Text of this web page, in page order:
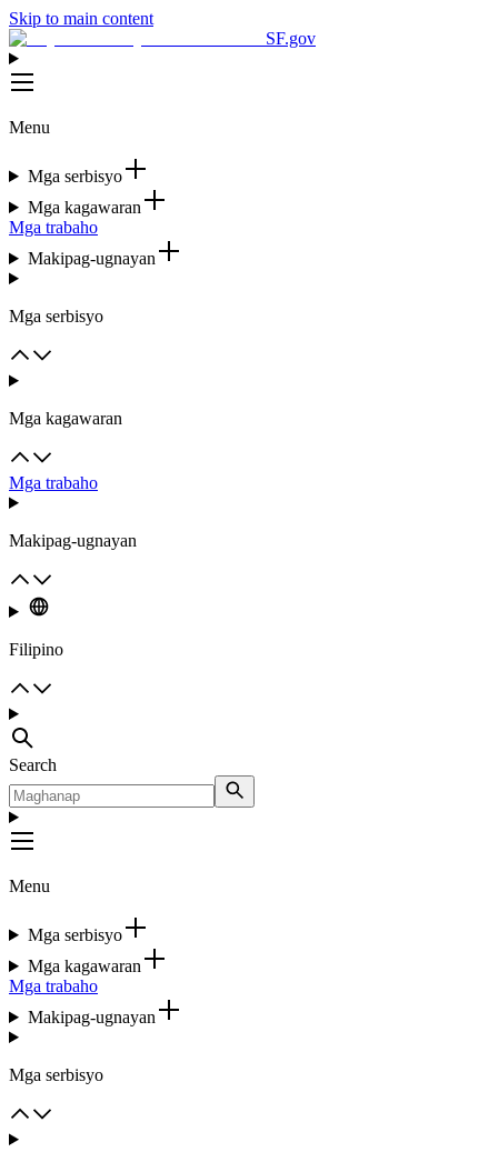
Skip to main content
SF.gov
Menu
Mga serbisyo
Mga kagawaran
Mga trabaho
Makipag-ugnayan
Mga serbisyo
Mga kagawaran
Mga trabaho
Makipag-ugnayan
Filipino
Search
Menu
Mga serbisyo
Mga kagawaran
Mga trabaho
Makipag-ugnayan
Mga serbisyo